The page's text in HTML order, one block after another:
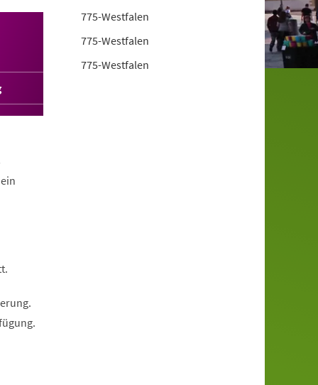
775-Westfalen
775-Westfalen
775-Westfalen